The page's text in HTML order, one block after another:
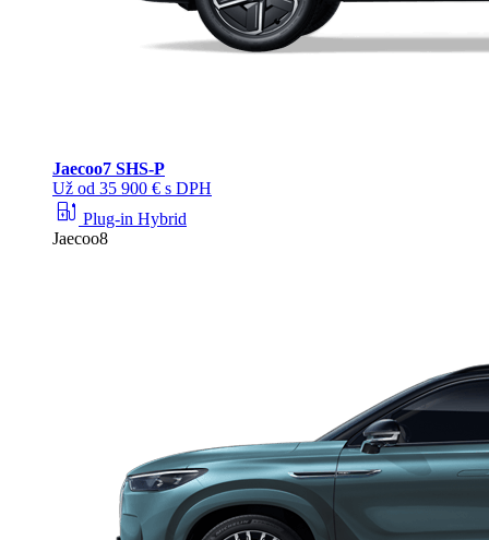
Jaecoo7 SHS-P
Už od 35 900 € s DPH
ev_station Plug-in Hybrid
Jaecoo8